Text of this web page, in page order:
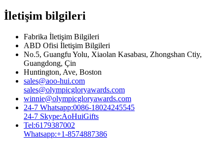
İletişim bilgileri
Fabrika İletişim Bilgileri
ABD Ofisi İletişim Bilgileri
No.5, Guangfu Yolu, Xiaolan Kasabası, Zhongshan Ctiy,
Guangdong, Çin
Huntington, Ave, Boston
sales@aoo-hui.com
sales@olympicgloryawards.com
winnie@olympicgloryawards.com
24-7 Whatsapp:0086-18024245545
24-7 Skype:AoHuiGifts
Tel:6179387002
Whatsapp:+1-8574887386